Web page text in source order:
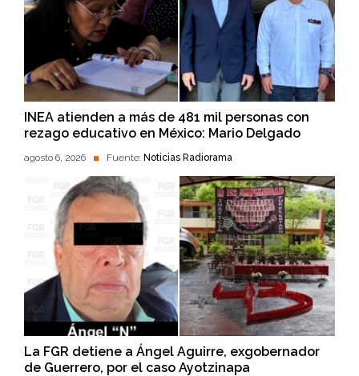
INEA atienden a más de 481 mil personas con
rezago educativo en México: Mario Delgado
agosto 6, 2026 Fuente: Noticias Radiorama
La FGR detiene a Ángel Aguirre, exgobernador
de Guerrero, por el caso Ayotzinapa